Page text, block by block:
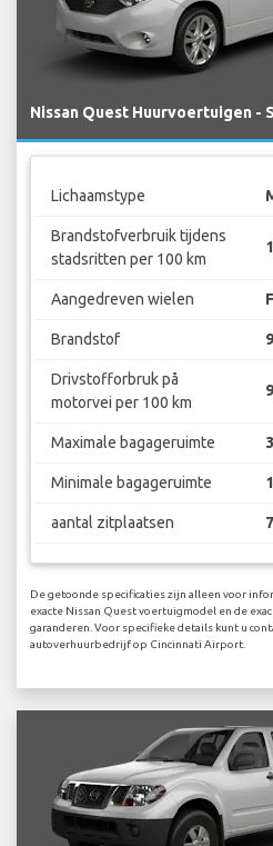
Nissan Quest Huurvoertuigen -
Lichaamstype
Brandstofverbruik tijdens
stadsritten per 100 km
Aangedreven wielen
Brandstof
Drivstofforbruk på
motorvei per 100 km
Maximale bagageruimte
Minimale bagageruimte
aantal zitplaatsen 7
De getoonde specificaties zijn alleen voor
exacte Nissan Quest voertuigmodel en de
garanderen. Voor specifieke details kunt u
autoverhuurbedrijf op Cincinnati Airport.